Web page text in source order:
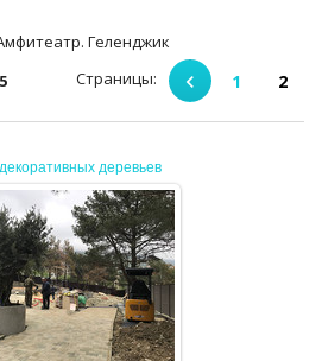
КОНТРОЛЬ
АУДИТ
ЭКСПЛУАТАЦИЯ
ДОКУМЕНТЫ
О НАС
ПРЕССА
Геленджик
Страницы: 1 2
деревьев
19.04.2024
JENEK